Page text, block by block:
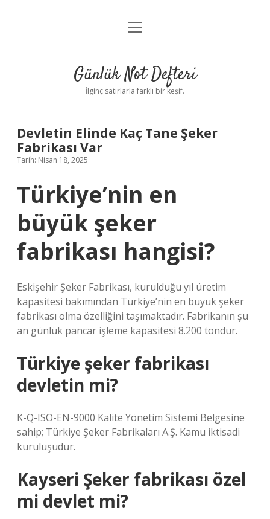
Anasayfa
Yasal Uyarı
menüyü
Günlük Not Defteri
İlginç satırlarla farklı bir keşif.
Devletin Elinde Kaç Tane Şeker
Fabrikası Var
Tarih: Nisan 18, 2025
Türkiye’nin en
büyük şeker
fabrikası hangisi?
Eskişehir Şeker Fabrikası, kurulduğu yıl üretim
kapasitesi bakımından Türkiye’nin en büyük şeker
fabrikası olma özelliğini taşımaktadır. Fabrikanın şu
an günlük pancar işleme kapasitesi 8.200 tondur.
Türkiye şeker fabrikası
devletin mi?
K-Q-ISO-EN-9000 Kalite Yönetim Sistemi Belgesine
sahip; Türkiye Şeker Fabrikaları A.Ş. Kamu iktisadi
kuruluşudur.
Kayseri Şeker fabrikası özel
mi devlet mi?